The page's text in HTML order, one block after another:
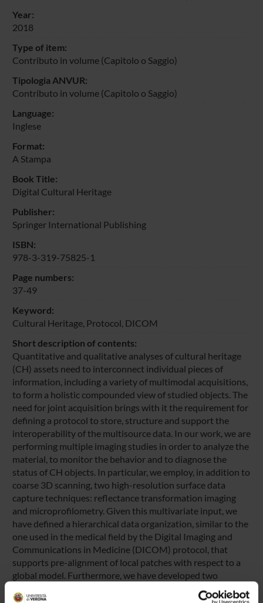
Year:
2018
Type of item:
Contributo in volume (Capitolo o Saggio)
Tipologia ANVUR:
Contributo in volume (Capitolo o Saggio)
Language:
Inglese
Format:
A Stampa
Book Title:
Digital Cultural Heritage
Publisher:
Springer International Publishing
ISBN:
978-3-319-75825-1
Page numbers:
37-49
Keyword:
Cultural Heritage, Protocol, DICOM
Short description of contents:
Quantitative and qualitative analyses of cultural heritage
(CH) assets need to interconnect individual pieces of
information, including a variety of multimodal acquisitions,
to form a holistic compounded view of studied objects. The
need for joint acquisition brings with it the requirement for
defining a protocol to store, structure and support the
interoperability of the multisource data. In our work, we are
performing multiple imaging studies in order to analyze the
material, to monitor the behavior and to diagnose the
status of CH objects. In particular, we employ, in addition to
coarse 3D scanning, two high-resolution surface data
capture techniques: reflectance transformation imaging
and microprofilometry. Given this multivariate input, we
have defined a hierarchical data organization, similar to the
one used in the medical field by the Digital Imaging and
Communications in Medicine (DICOM) protocol, that
supports pre-alignment of local patches with respect to a
global model. Furthermore, we have developed two
supporting tools for multimodal data handling: one for